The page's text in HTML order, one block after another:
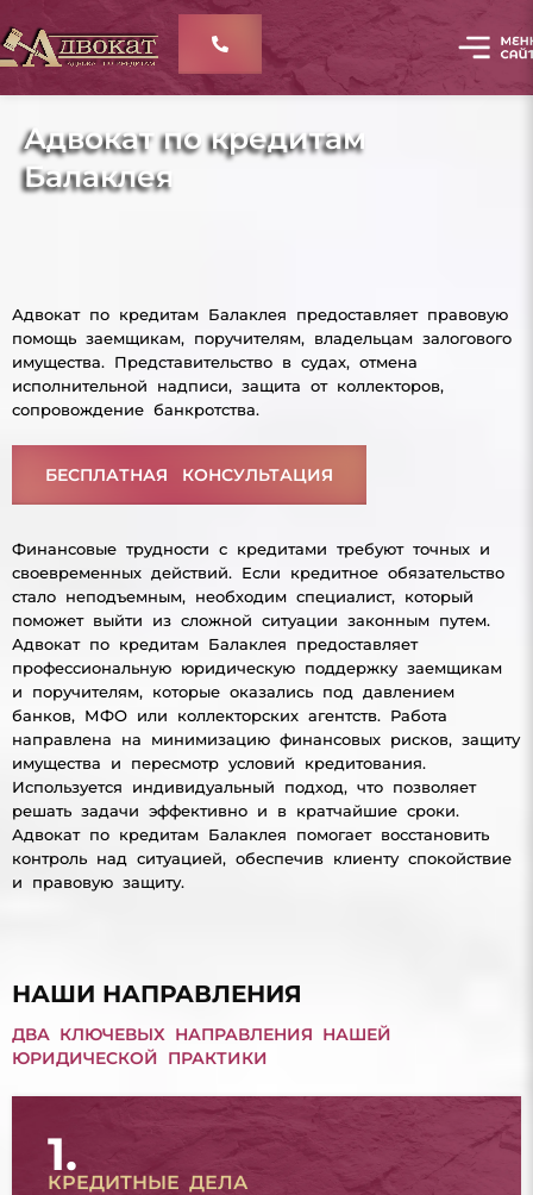
Адвокат по кредитам
Балаклея
Адвокат по кредитам Балаклея предоставляет правовую
помощь заемщикам, поручителям, владельцам залогового
имущества. Представительство в судах, отмена
исполнительной надписи, защита от коллекторов,
сопровождение банкротства.
БЕСПЛАТНАЯ КОНСУЛЬТАЦИЯ
Финансовые трудности с кредитами требуют точных и
своевременных действий. Если кредитное обязательство
стало неподъемным, необходим специалист, который
поможет выйти из сложной ситуации законным путем.
Адвокат по кредитам Балаклея предоставляет
профессиональную юридическую поддержку заемщикам
и поручителям, которые оказались под давлением
банков, МФО или коллекторских агентств. Работа
направлена на минимизацию финансовых рисков, защиту
имущества и пересмотр условий кредитования.
Используется индивидуальный подход, что позволяет
решать задачи эффективно и в кратчайшие сроки.
Адвокат по кредитам Балаклея помогает восстановить
контроль над ситуацией, обеспечив клиенту спокойствие
и правовую защиту.
НАШИ НАПРАВЛЕНИЯ
ДВА КЛЮЧЕВЫХ НАПРАВЛЕНИЯ НАШЕЙ
ЮРИДИЧЕСКОЙ ПРАКТИКИ
1.
КРЕДИТНЫЕ ДЕЛА